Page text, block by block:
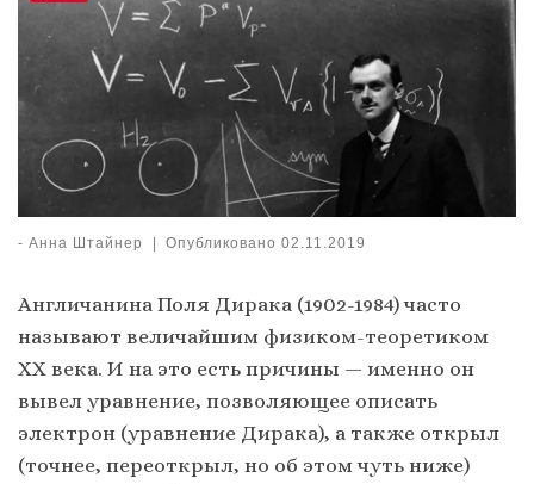
- Анна Штайнер | Опубликовано02.11.2019
Англичанина Поля Дирака (1902-1984) часто
называют величайшим физиком-теоретиком
XX века. И на это есть причины — именно он
вывел уравнение, позволяющее описать
электрон (уравнение Дирака), а также открыл
(точнее, переоткрыл, но об этом чуть ниже)